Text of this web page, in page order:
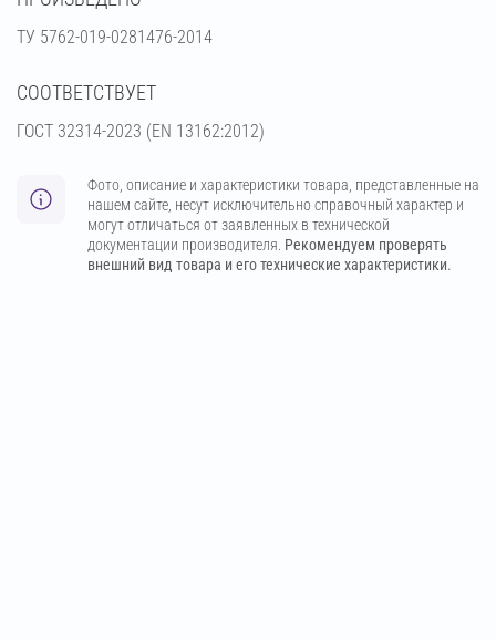
ТУ 5762-019-0281476-2014
СООТВЕТСТВУЕТ
ГОСТ 32314-2023 (ЕN 13162:2012)
Фото, описание и характеристики товара, представленные на
нашем сайте, несут исключительно справочный характер и
могут отличаться от заявленных в технической
документации производителя. Рекомендуем проверять
внешний вид товара и его технические характеристики.